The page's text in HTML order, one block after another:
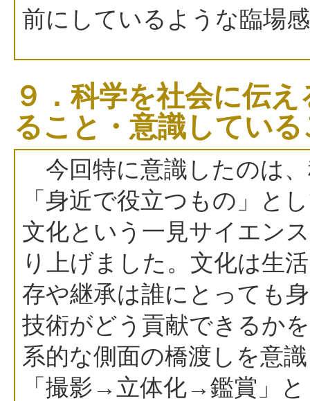
前にしているような臨場
９．科学を社会に伝
ること・意識してい
今回特に意識したのは
「身近で役立つもの」と
文化という一見サイエン
り上げました。文化は生
存や継承は誰にとっても
技術がどう貢献できるか
系的な側面の橋渡しを意
「撮影→立体化→鑑賞」